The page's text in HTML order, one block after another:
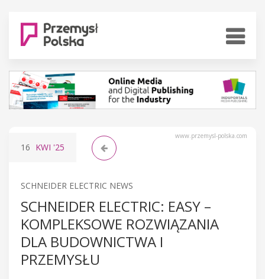
www.przemysl-polska.com
16 KWI '25
SCHNEIDER ELECTRIC NEWS
SCHNEIDER ELECTRIC: EASY –
KOMPLEKSOWE ROZWIĄZANIA
DLA BUDOWNICTWA I
PRZEMYSŁU